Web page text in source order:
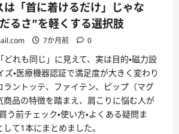
は「首に着けるだけ」じゃな
るさ”を軽くする選択肢
7か月前 0
れも同じ」に見えて、実は目的・磁力設
イズ・医療機器認証で満足度が大きく変わり
ラントッテ、ファイテン、ピップ（マグ
商品の特徴を踏まえ、肩こりに悩む人が
う前チェック・使い方・よくある疑問ま
て1本にまとめました。